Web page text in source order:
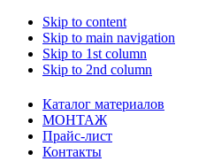
Skip to content
Skip to main navigation
Skip to 1st column
Skip to 2nd column
Каталог материалов
МОНТАЖ
Прайс-лист
Контакты